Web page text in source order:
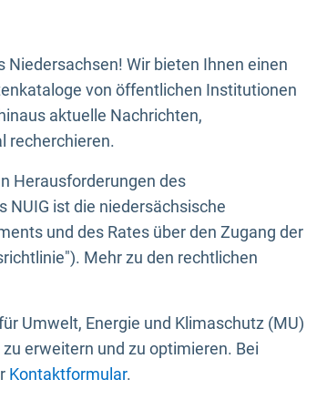
Wir bieten Ihnen einen
von öffentlichen Institutionen
aktuelle Nachrichten,
recherchieren.
Herausforderungen des
ist die niedersächsische
und des Rates über den Zugang der
Mehr zu den rechtlichen
Umwelt, Energie und Klimaschutz (MU)
erweitern und zu optimieren. Bei
Kontaktformular.